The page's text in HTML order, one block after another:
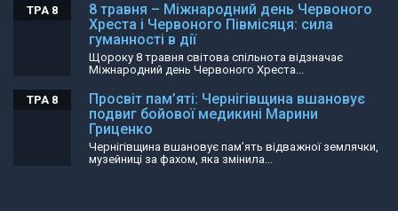
8 травня – Міжнародний день Червоного
Хреста і Червоного Півмісяця: сила
гуманності в дії
ТРА 8
Щороку 8 травня світова спільнота відзначає
Міжнародний день Червоного Хреста...
Просвіт пам’яті: Чернігівщина вшановує
подвиг бойової медикині Марини
Гриценко
ТРА 8
Чернігівщина вшановує пам’ять відважної землячки,
музейниці за фахом, яка змінила...